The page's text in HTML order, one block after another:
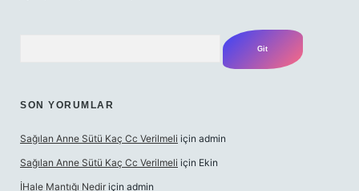
SON YORUMLAR
Sağılan Anne Sütü Kaç Cc Verilmeli için admin
Sağılan Anne Sütü Kaç Cc Verilmeli için Ekin
İHale Mantığı Nedir için admin